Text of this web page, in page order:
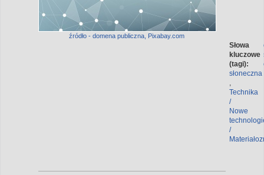
źródło - domena publiczna, Pixabay.com
Słowa
kluczowe
(tagi):
słoneczna
Technika
/
Nowe
/